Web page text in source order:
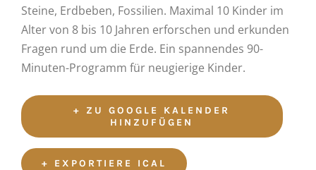
Steine, Erdbeben, Fossilien. Maximal 10 Kinder im
Alter von 8 bis 10 Jahren erforschen und erkunden
Fragen rund um die Erde. Ein spannendes 90-
Minuten-Programm für neugierige Kinder.
+ ZU GOOGLE KALENDER
HINZUFÜGEN
+ EXPORTIERE ICAL